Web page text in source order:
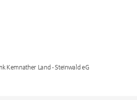
Kemnather Land - Steinwald eG